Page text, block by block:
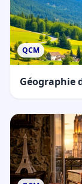
QCM
Géographie